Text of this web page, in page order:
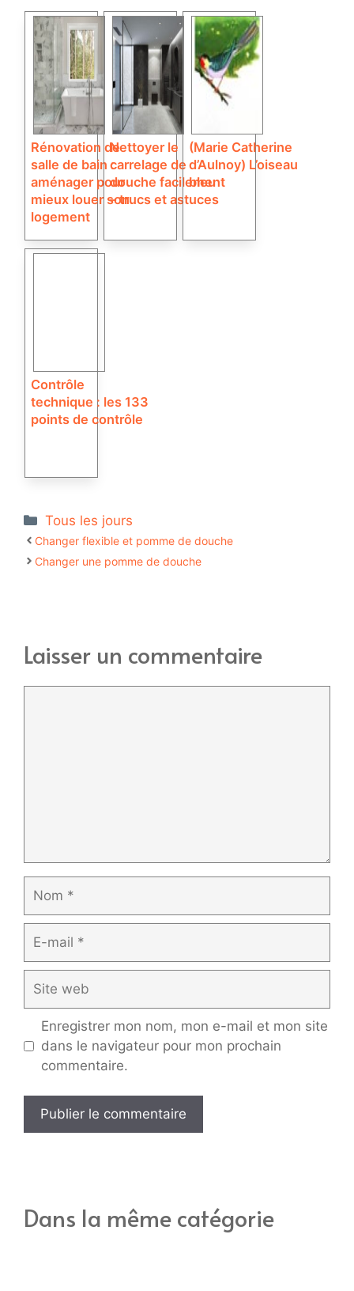
Rénovation de
salle de bain :
aménager pour
mieux louer son
logement
Nettoyer le
carrelage de
douche facilement
– trucs et astuces
(Marie Catherine
d’Aulnoy) L’oiseau
bleu
Contrôle
technique : les 133
points de contrôle
Catégories
Tous les jours
Changer flexible et pomme de douche
Changer une pomme de douche
Laisser un commentaire
mail
web
Enregistrer mon nom, mon e-mail et mon site
dans le navigateur pour mon prochain
commentaire.
Dans la même catégorie